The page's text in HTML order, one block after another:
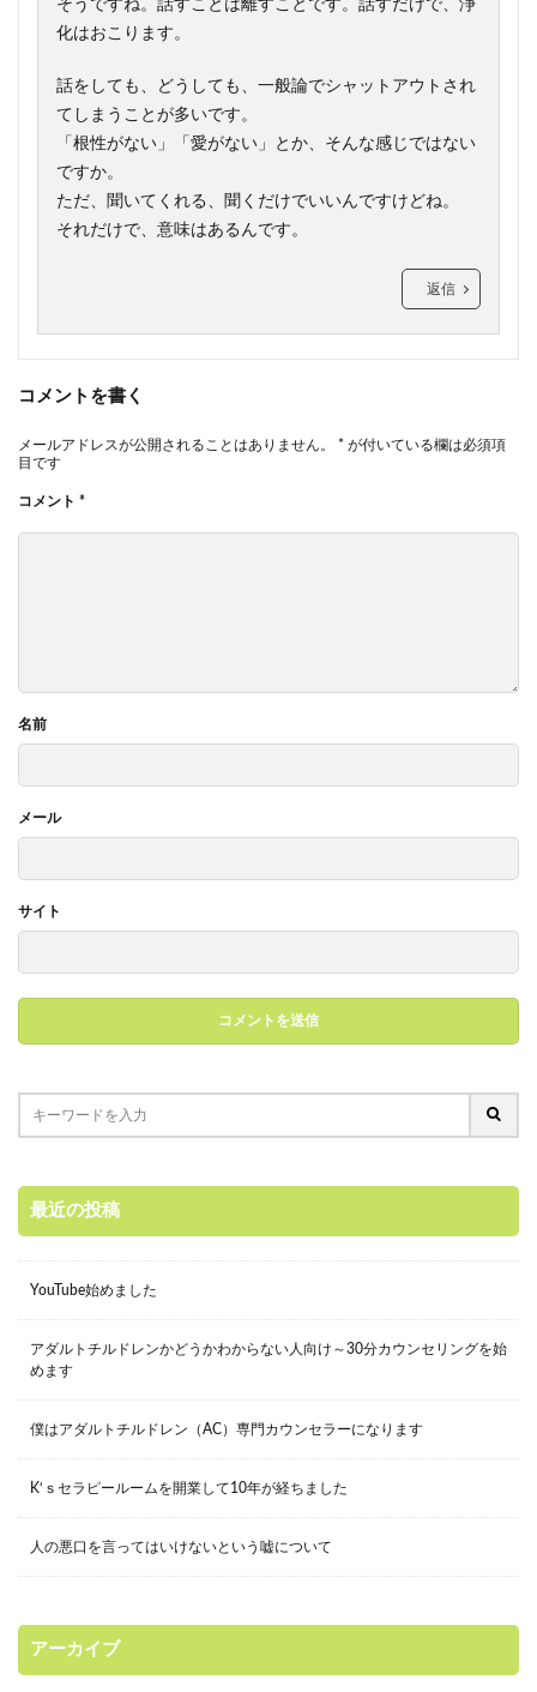
そうですね。話すことは離すことです。話すだけで、浄
化はおこります。
話をしても、どうしても、一般論でシャットアウトされ
てしまうことが多いです。
「根性がない」「愛がない」とか、そんな感じではない
ですか。
ただ、聞いてくれる、聞くだけでいいんですけどね。
それだけで、意味はあるんです。
返信
コメントを書く
メールアドレスが公開されることはありません。 * が付いている欄は必須項
目です
コメント *
名前
メール
サイト
最近の投稿
YouTube始めました
アダルトチルドレンかどうかわからない人向け～30分カウンセリングを始
めます
僕はアダルトチルドレン（AC）専門カウンセラーになります
K‘ｓセラピールームを開業して10年が経ちました
人の悪口を言ってはいけないという嘘について
アーカイブ